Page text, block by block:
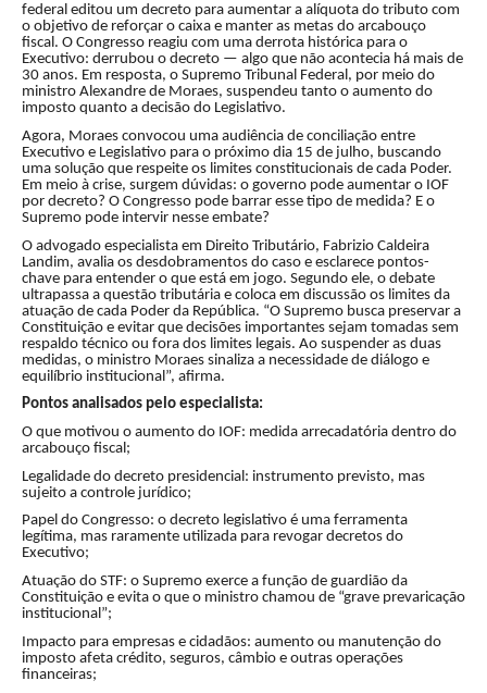
federal editou um decreto para aumentar a alíquota do tributo com
o objetivo de reforçar o caixa e manter as metas do arcabouço
fiscal. O Congresso reagiu com uma derrota histórica para o
Executivo: derrubou o decreto — algo que não acontecia há mais de
30 anos. Em resposta, o Supremo Tribunal Federal, por meio do
ministro Alexandre de Moraes, suspendeu tanto o aumento do
imposto quanto a decisão do Legislativo.
Agora, Moraes convocou uma audiência de conciliação entre
Executivo e Legislativo para o próximo dia 15 de julho, buscando
uma solução que respeite os limites constitucionais de cada Poder.
Em meio à crise, surgem dúvidas: o governo pode aumentar o IOF
por decreto? O Congresso pode barrar esse tipo de medida? E o
Supremo pode intervir nesse embate?
O advogado especialista em Direito Tributário, Fabrizio Caldeira
Landim, avalia os desdobramentos do caso e esclarece pontos-
chave para entender o que está em jogo. Segundo ele, o debate
ultrapassa a questão tributária e coloca em discussão os limites da
atuação de cada Poder da República. “O Supremo busca preservar a
Constituição e evitar que decisões importantes sejam tomadas sem
respaldo técnico ou fora dos limites legais. Ao suspender as duas
medidas, o ministro Moraes sinaliza a necessidade de diálogo e
equilíbrio institucional”, afirma.
Pontos analisados pelo especialista:
O que motivou o aumento do IOF: medida arrecadatória dentro do
arcabouço fiscal;
Legalidade do decreto presidencial: instrumento previsto, mas
sujeito a controle jurídico;
Papel do Congresso: o decreto legislativo é uma ferramenta
legítima, mas raramente utilizada para revogar decretos do
Executivo;
Atuação do STF: o Supremo exerce a função de guardião da
Constituição e evita o que o ministro chamou de “grave prevaricação
institucional”;
Impacto para empresas e cidadãos: aumento ou manutenção do
imposto afeta crédito, seguros, câmbio e outras operações
financeiras;